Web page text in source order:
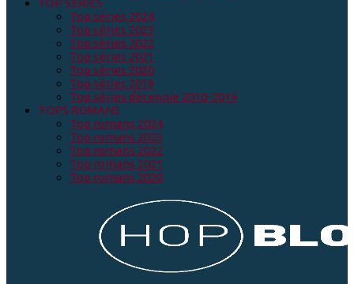
TOP SERIES
Top séries 2024
Top séries 2023
Top séries 2022
Top séries 2021
Top séries 2020
Top séries 2019
Top séries décennie 2010-2019
TOPS ROMANS
Top romans 2024
Top romans 2023
Top romans 2022
Top romans 2021
Top romans 2020